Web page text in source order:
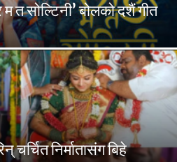
त सोल्टिनी’ बोलको दशैं गीत
चर्चित निर्मातासंग बिहे